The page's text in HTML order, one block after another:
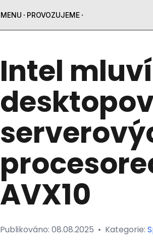
MENU PROVOZUJEME
Intel
AVX10
Publikováno: 08.08.2025 • Kategorie: